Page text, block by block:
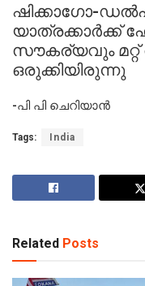
ഷിക്കാഗോ-
യാത്രക്കാർക്ക്
സൗകര്യവും
ഒരുക്കിയിരുന്നു
-പി പി ചെറിയാൻ
Tags: India
Related Posts